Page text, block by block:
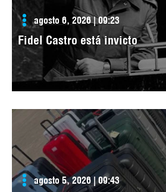
agosto 6, 2026 | 09:23
Fidel Castro está invicto
agosto 5, 2026 | 09:43